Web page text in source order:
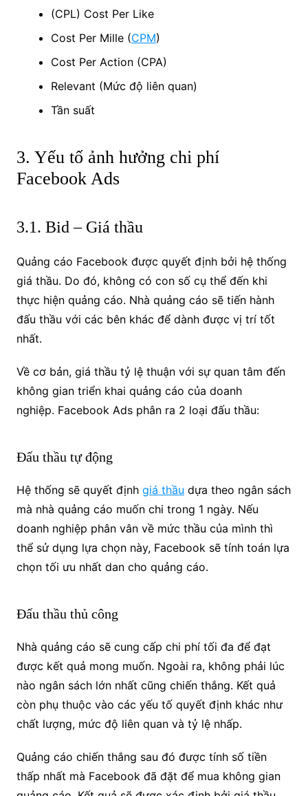
(CPL) Cost Per Like
Cost Per Mille (CPM)
Cost Per Action (CPA)
Relevant (Mức độ liên quan)
Tần suất
3. Yếu tố ảnh hưởng chi phí
Facebook Ads
3.1. Bid – Giá thầu
Quảng cáo Facebook được quyết định bởi hệ thống
giá thầu. Do đó, không có con số cụ thể đến khi
thực hiện quảng cáo. Nhà quảng cáo sẽ tiến hành
đấu thầu với các bên khác để dành được vị trí tốt
nhất.
Về cơ bản, giá thầu tỷ lệ thuận với sự quan tâm đến
không gian triển khai quảng cáo của doanh
nghiệp. Facebook Ads phân ra 2 loại đấu thầu:
Đấu thầu tự động
Hệ thống sẽ quyết định giá thầu dựa theo ngân sách
mà nhà quảng cáo muốn chi trong 1 ngày. Nếu
doanh nghiệp phân vân về mức thầu của mình thì
thể sử dụng lựa chọn này, Facebook sẽ tính toán lựa
chọn tối ưu nhất dan cho quảng cáo.
Đấu thầu thủ công
Nhà quảng cáo sẽ cung cấp chi phí tối đa để đạt
được kết quả mong muốn. Ngoài ra, không phải lúc
nào ngân sách lớn nhất cũng chiến thắng. Kết quả
còn phụ thuộc vào các yếu tố quyết định khác như
chất lượng, mức độ liên quan và tỷ lệ nhấp.
Quảng cáo chiến thắng sau đó được tính số tiền
thấp nhất mà Facebook đã đặt để mua không gian